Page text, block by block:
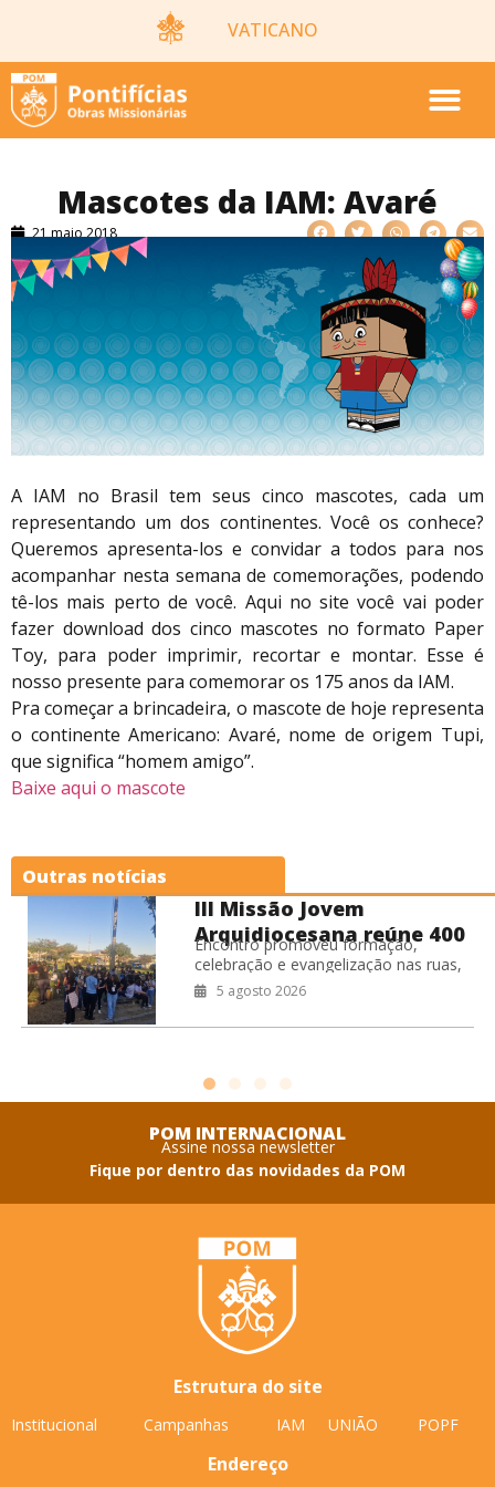
VATICANO
Mascotes da IAM: Avaré
21 maio 2018
A IAM no Brasil tem seus cinco mascotes, cada um
representando um dos continentes. Você os conhece?
Queremos apresenta-los e convidar a todos para nos
acompanhar nesta semana de comemorações, podendo
tê-los mais perto de você. Aqui no site você vai poder
fazer download dos cinco mascotes no formato Paper
Toy, para poder imprimir, recortar e montar. Esse é
nosso presente para comemorar os 175 anos da IAM.
Pra começar a brincadeira, o mascote de hoje representa
o continente Americano: Avaré, nome de origem Tupi,
que significa “homem amigo”.
Baixe aqui o mascote
Outras notícias
III Missão Jovem
Arquidiocesana reúne 400
jovens no RJ
Encontro promoveu formação,
celebração e evangelização nas ruas,
fortalecendo o compromisso missionário
da juventude da Arquidiocese de São
Sebastião do Rio de Janeiro.
5 agosto 2026
POM INTERNACIONAL
Assine nossa newsletter
Fique por dentro das novidades da POM
Estrutura do site
Institucional Campanhas IAM UNIÃO POPF
Endereço